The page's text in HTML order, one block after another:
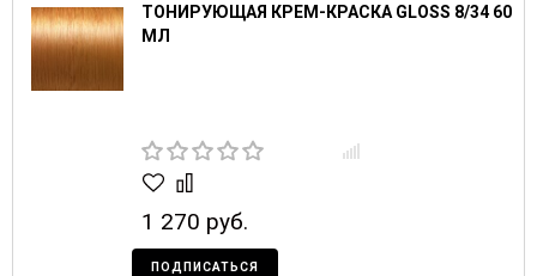
ТОНИРУЮЩАЯ КРЕМ-КРАСКА GLOSS 8/34 60
МЛ
1 270 руб.
ПОДПИСАТЬСЯ